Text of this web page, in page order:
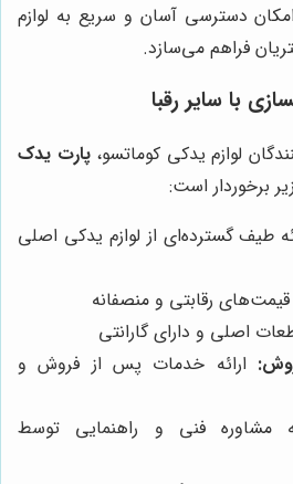
دسترسی آسان و سریع به لوازم
فراهم می‌سازد.
با سایر رقبا
لوازم یدکی کوماتسو،پارت یدک
برخوردار است:
طیف گسترده‌ای از لوازم یدکی اصلی
قیمت‌های رقابتی و منصفانه
اصلی و دارای گارانتی
ارائه خدمات پس از فروش و
مشاوره فنی و راهنمایی توسط